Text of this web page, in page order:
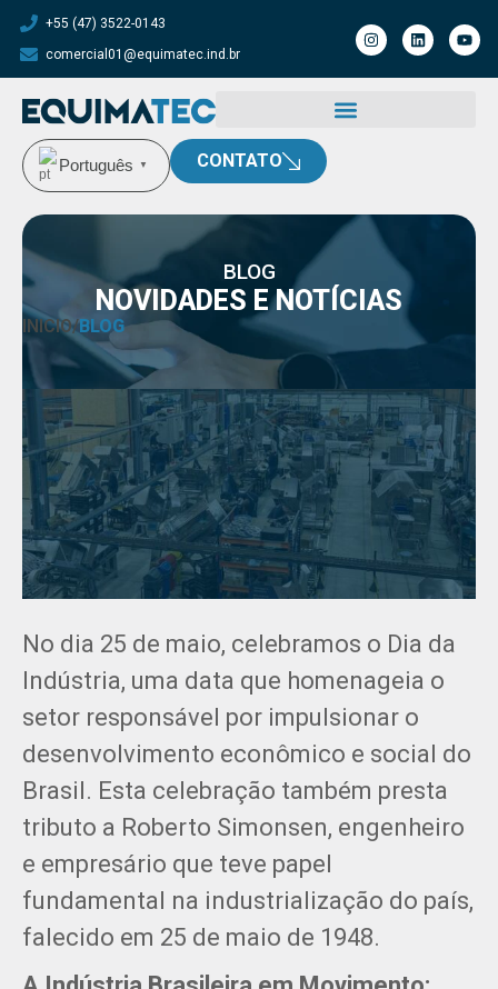
+55 (47) 3522-0143
comercial01@equimatec.ind.br
Português ▼ CONTATO
BLOG
NOVIDADES E NOTÍCIAS
INICIO/BLOG
Dia da Indústria
Equimatec 29/05/2025
No dia 25 de maio, celebramos o Dia da
Indústria, uma data que homenageia o
setor responsável por impulsionar o
desenvolvimento econômico e social do
Brasil. Esta celebração também presta
tributo a Roberto Simonsen, engenheiro
e empresário que teve papel
fundamental na industrialização do país,
falecido em 25 de maio de 1948.